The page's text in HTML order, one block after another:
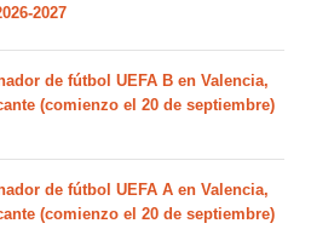
2027
de fútbol UEFA B en Valencia,
(comienzo el 20 de septiembre)
de fútbol UEFA A en Valencia,
(comienzo el 20 de septiembre)